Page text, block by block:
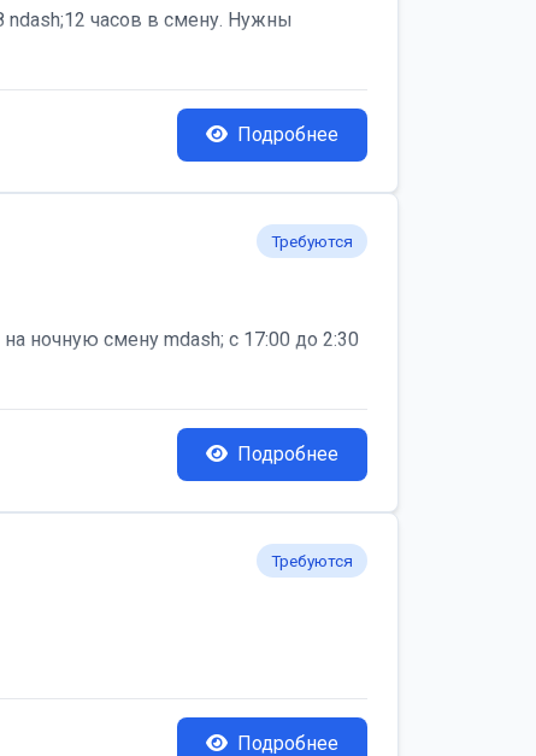
часов в смену. Нужны
Подробнее
Требуются
ночную смену mdash; с 17:00 до 2:30
Подробнее
Требуются
Подробнее